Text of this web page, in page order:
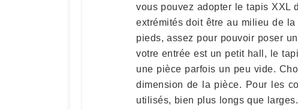
vous pouvez adopter le tapis XXL
extrémités doit être au milieu de
pieds, assez pour pouvoir poser
votre entrée est un petit hall, le
une pièce parfois un peu vide.
dimension de la pièce. Pour les
utilisés, bien plus longs que